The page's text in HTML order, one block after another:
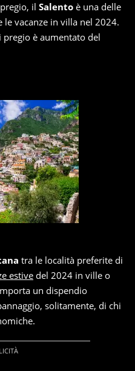
il Salento è una delle
vacanze in villa nel 2024.
è aumentato del
tra le località preferite di
estivedel 2024 in ville o
un dispendio
solitamente, di chi